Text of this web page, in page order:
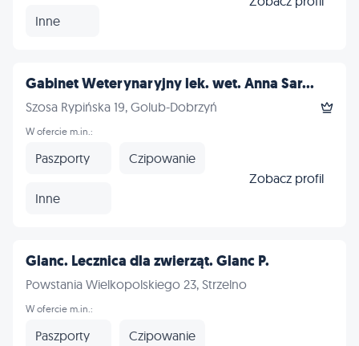
Inne
Gabinet Weterynaryjny lek. wet. Anna Sar...
Szosa Rypińska 19, Golub-Dobrzyń
W ofercie m.in.:
Paszporty Czipowanie
Inne
Zobacz profil
Glanc. Lecznica dla zwierząt. Glanc P.
Powstania Wielkopolskiego 23, Strzelno
W ofercie m.in.:
Paszporty Czipowanie